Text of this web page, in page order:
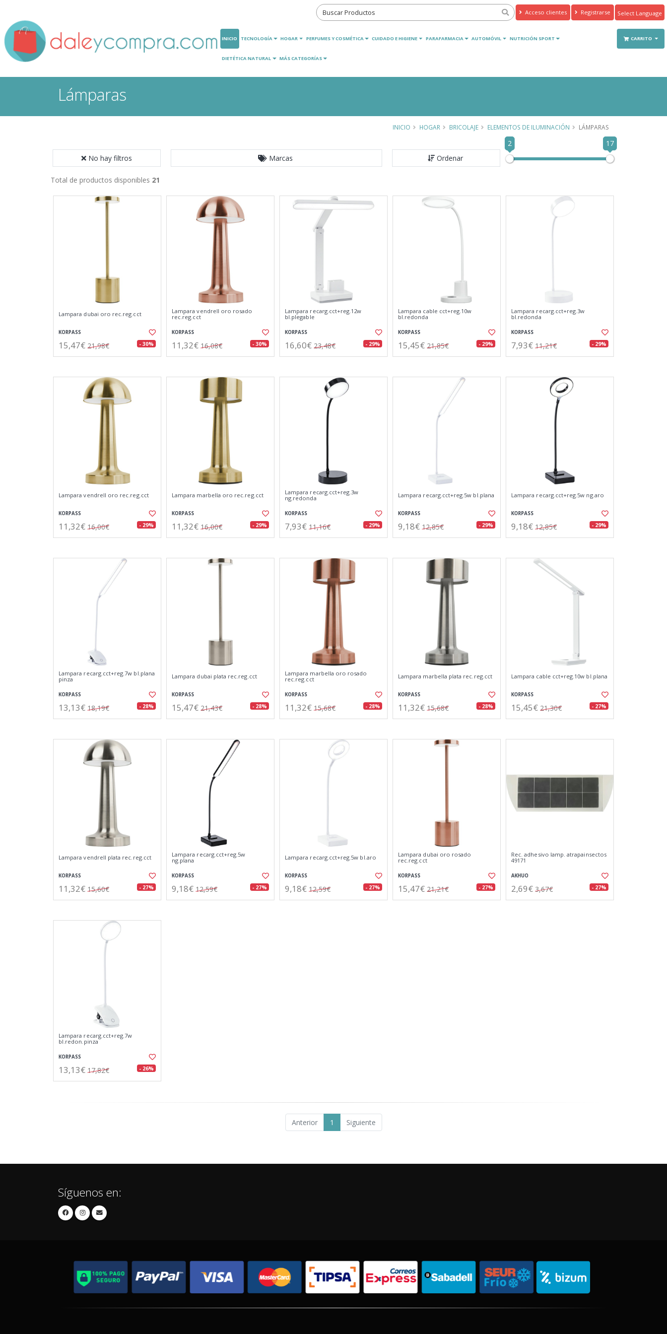
Acceso clientes Registrarse
Translate
INICIO TECNOLOGÍA HOGAR PERFUMES Y COSMÉTICA CUIDADO E HIGIENE PARAFARMACIA AUTOMÓVIL NUTRICIÓN SPORT
DIETÉTICA NATURAL MÁS CATEGORÍAS
CARRITO
Lámparas
INICIO HOGAR BRICOLAJE ELEMENTOS DE ILUMINACIÓN LÁMPARAS
No hay filtros Marcas Ordenar
2 17
Total de productos disponibles 21
Lampara dubai oro rec.reg.cct
KORPASS
15,47€ 21,98€ - 30%
Lampara vendrell oro rosado
rec.reg.cct
KORPASS
11,32€ 16,08€ - 30%
Lampara recarg.cct+reg.12w
bl.plegable
KORPASS
16,60€ 23,48€ - 29%
Lampara cable cct+reg.10w
bl.redonda
KORPASS
15,45€ 21,85€ - 29%
Lampara recarg.cct+reg.3w
bl.redonda
KORPASS
7,93€ 11,21€ - 29%
Lampara vendrell oro rec.reg.cct
KORPASS
11,32€ 16,00€ - 29%
Lampara marbella oro rec.reg.cct
KORPASS
11,32€ 16,00€ - 29%
Lampara recarg.cct+reg.3w
ng.redonda
KORPASS
7,93€ 11,16€ - 29%
Lampara recarg.cct+reg.5w bl.plana
KORPASS
9,18€ 12,85€ - 29%
Lampara recarg.cct+reg.5w ng.aro
KORPASS
9,18€ 12,85€ - 29%
Lampara recarg.cct+reg.7w bl.plana
pinza
KORPASS
13,13€ 18,19€ - 28%
Lampara dubai plata rec.reg.cct
KORPASS
15,47€ 21,43€ - 28%
Lampara marbella oro rosado
rec.reg.cct
KORPASS
11,32€ 15,68€ - 28%
Lampara marbella plata rec.reg.cct
KORPASS
11,32€ 15,68€ - 28%
Lampara cable cct+reg.10w bl.plana
KORPASS
15,45€ 21,30€ - 27%
Lampara vendrell plata rec.reg.cct
KORPASS
11,32€ 15,60€ - 27%
Lampara recarg.cct+reg.5w
ng.plana
KORPASS
9,18€ 12,59€ - 27%
Lampara recarg.cct+reg.5w bl.aro
KORPASS
9,18€ 12,59€ - 27%
Lampara dubai oro rosado
rec.reg.cct
KORPASS
15,47€ 21,21€ - 27%
Rec. adhesivo lamp. atrapainsectos
49171
AKHUO
2,69€ 3,67€ - 27%
Lampara recarg.cct+reg.7w
bl.redon.pinza
KORPASS
13,13€ 17,82€ - 26%
Anterior 1 Siguiente
Síguenos en: